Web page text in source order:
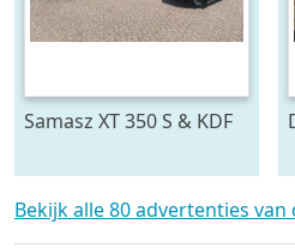
Samasz XT 350 S & KDF
Bekijk alle 80 advertenties